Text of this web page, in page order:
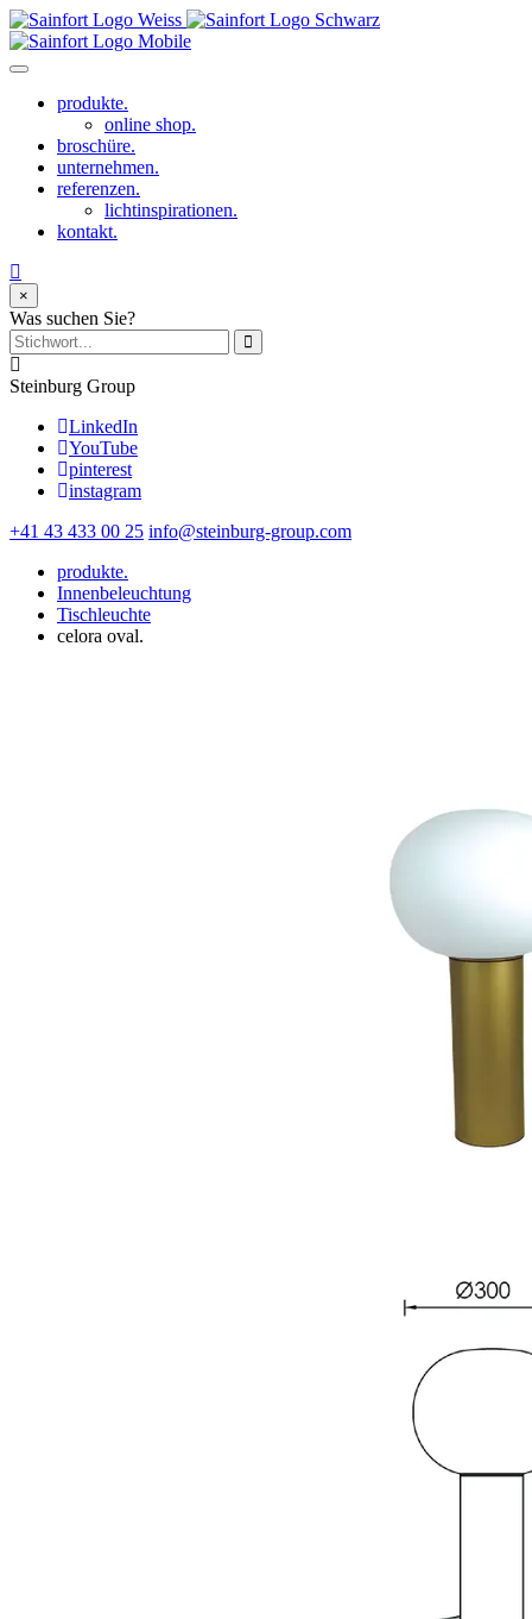
produkte.
online shop.
broschüre.
unternehmen.
referenzen.
lichtinspirationen.
kontakt.
×
Was suchen Sie?
Steinburg Group
LinkedIn
YouTube
pinterest
instagram
+41 43 433 00 25 info@steinburg-group.com
produkte.
Innenbeleuchtung
Tischleuchte
celora oval.